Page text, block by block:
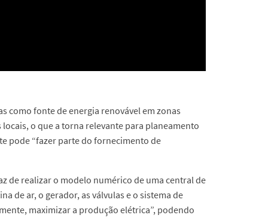
como fonte de energia renovável em zonas
o que a torna relevante para planeamento
pode “fazer parte do fornecimento de
de realizar o modelo numérico de uma central de
de ar, o gerador, as válvulas e o sistema de
maximizar a produção elétrica”, podendo